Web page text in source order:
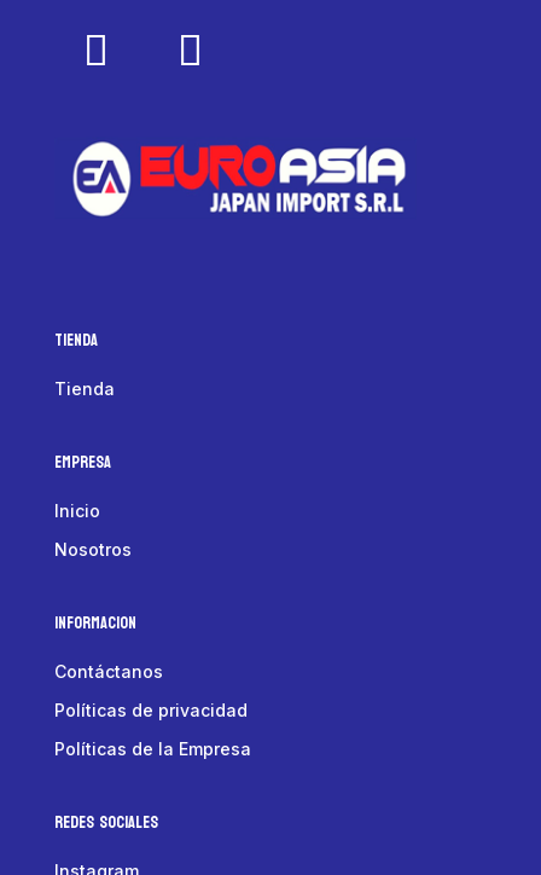
Tienda
Tienda
Empresa
Inicio
Nosotros
Informacion
Contáctanos
Políticas de privacidad
Políticas de la Empresa
Redes Sociales